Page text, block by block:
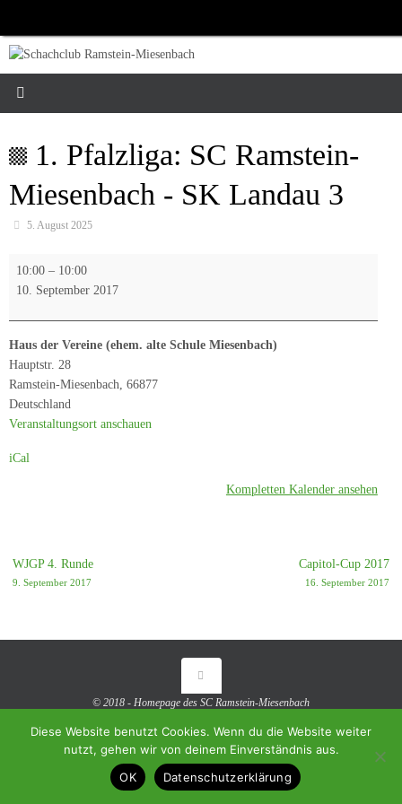
springen
1. Pfalzliga: SC Ramstein-
Miesenbach - SK Landau 3
5. August 2025
Pfalzliga:
Ramstein-
Miesenbach
-
SK
Landau
3
10:00 – 10:00
10. September 2017
Haus der Vereine (ehem. alte Schule Miesenbach)
Hauptstr. 28
Ramstein-Miesenbach 66877
Deutschland
Veranstaltungsort anschauen
iCal
Kompletten Kalender ansehen
WJGP 4. Runde
9. September 2017
Capitol-Cup 2017
16. September 2017
© 2018 - Homepage des SC Ramstein-Miesenbach
Präsentiert von Tempera& WordPress.
Diese Website benutzt Cookies. Wenn du die Website weiter
nutzt, gehen wir von deinem Einverständnis aus.
OK
Datenschutzerklärung